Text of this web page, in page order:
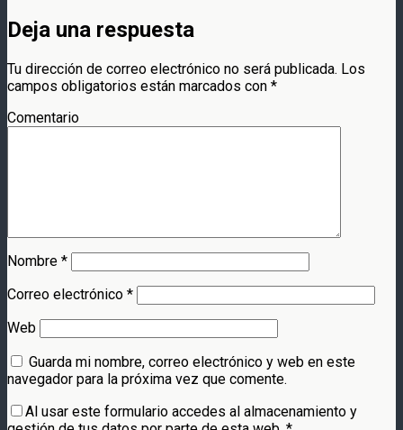
Deja una respuesta
Tu dirección de correo electrónico no será publicada. Los
campos obligatorios están marcados con *
Comentario
Nombre *
Correo electrónico *
Web
Guarda mi nombre, correo electrónico y web en este
navegador para la próxima vez que comente.
Al usar este formulario accedes al almacenamiento y